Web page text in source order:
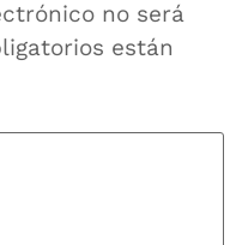
no será
están